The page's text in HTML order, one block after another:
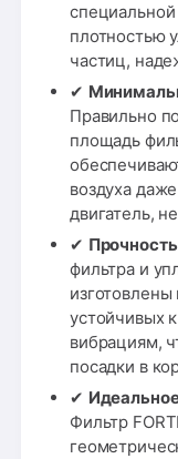
плотностью
частиц,
✔
Правильно
площадь
воздуха
двигатель,
✔
фильтра и
изготовлены
устойчивых
вибрациям,
посадки в
✔
Фильтр